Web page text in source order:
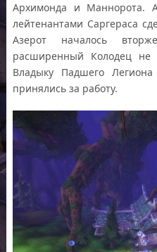
Архимонда и Маннорота.
лейтенантами Саргераса
Азерот началось
расширенный Колодец не
Владыку Падшего
принялись за работу.